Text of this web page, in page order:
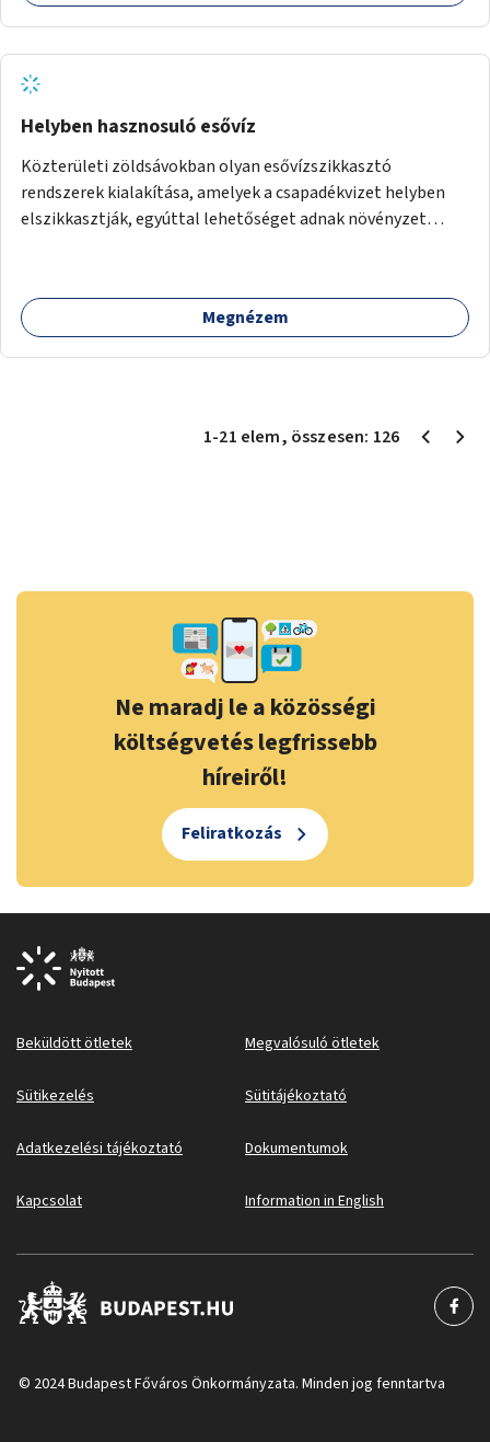
Helyben hasznosuló esővíz
Közterületi zöldsávokban olyan esővízszikkasztó
rendszerek kialakítása, amelyek a csapadékvizet helyben
elszikkasztják, egyúttal lehetőséget adnak növényzet
Megnézem
1-21 elem, összesen: 126
Ne maradj le a közösségi
költségvetés legfrissebb
híreiről!
Feliratkozás
Beküldött ötletek Megvalósuló ötletek
Sütikezelés Sütitájékoztató
Adatkezelési tájékoztató Dokumentumok
Kapcsolat Information in English
© 2024 Budapest Főváros Önkormányzata. Minden jog fenntartva